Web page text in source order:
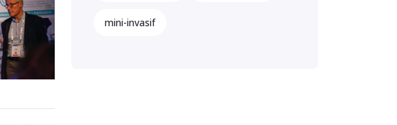
mini-invasif